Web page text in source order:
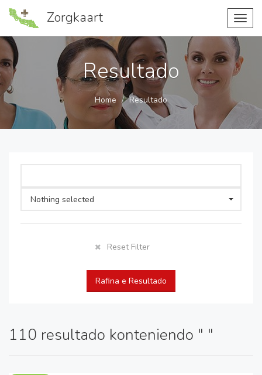
Zorgkaart
Resultado
Home Resultado
Nothing selected
Reset Filter
Rafina e Resultado
110 resultado konteniendo " "